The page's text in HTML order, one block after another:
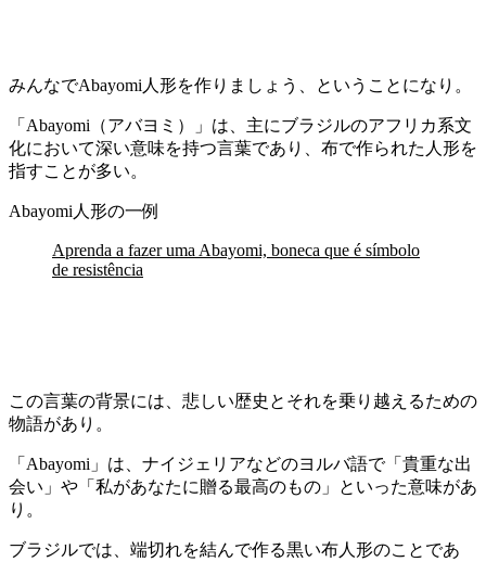
みんなでAbayomi人形を作りましょう、ということになり。
「Abayomi（アバヨミ）」は、主にブラジルのアフリカ系文
化において深い意味を持つ言葉であり、布で作られた人形を
指すことが多い。
Abayomi人形の一例
Aprenda a fazer uma Abayomi, boneca que é símbolo
de resistência
この言葉の背景には、悲しい歴史とそれを乗り越えるための
物語があり。
「Abayomi」は、ナイジェリアなどのヨルバ語で「貴重な出
会い」や「私があなたに贈る最高のもの」といった意味があ
り。
ブラジルでは、端切れを結んで作る黒い布人形のことであ